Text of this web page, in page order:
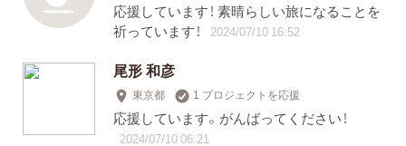
応援しています！ 素晴らしい旅になることを
祈っています！
2024/07/10 16:52
尾形 和彦
東京都 1 プロジェクトを応援
応援しています。がんばってください！
2024/07/10 06:21